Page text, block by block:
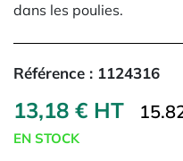
dans les poulies.
Référence : 1124316
13,18 € HT
EN STOCK